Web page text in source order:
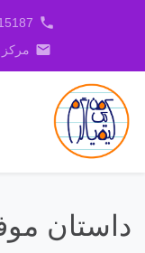
phone
email مرکز
داستان